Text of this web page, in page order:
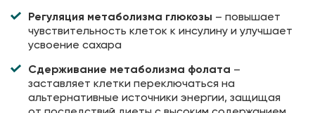
Регуляция метаболизма глюкозы – повышает
чувствительность клеток к инсулину и улучшает
усвоение сахара
Сдерживание метаболизма фолата –
заставляет клетки переключаться на
альтернативные источники энергии, защищая